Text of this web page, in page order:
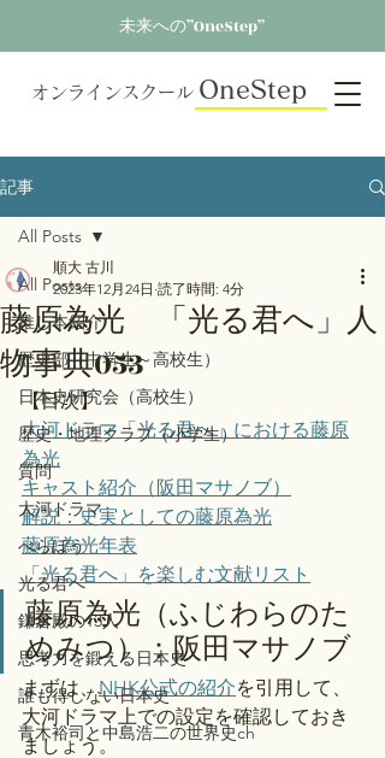
未来への”OneStep”
オンラインスクール OneStep
記事
All Posts
推し本紹介
歴史部（中学生～高校生）
日本史研究会（高校生）
歴史・地理クラブ（小学生）
質問
大河ドラマ
べらぼう
光る君へ
鎌倉殿の13人
思考力を鍛える日本史
誰も得しない日本史
青木裕司と中島浩二の世界史ch
All Posts
藤原為光 「光る君へ」人
物事典053
順大 古川
2023年12月24日 読了時間: 4分
【目次】
大河ドラマ「光る君へ」における藤原
為光
キャスト紹介（阪田マサノブ）
解説：史実としての藤原為光
藤原為光年表
「光る君へ」を楽しむ文献リスト
藤原為光（ふじわらのた
めみつ）：阪田マサノブ
まずは、NHK公式の紹介を引用して、
大河ドラマ上での設定を確認しておき
ましょう。